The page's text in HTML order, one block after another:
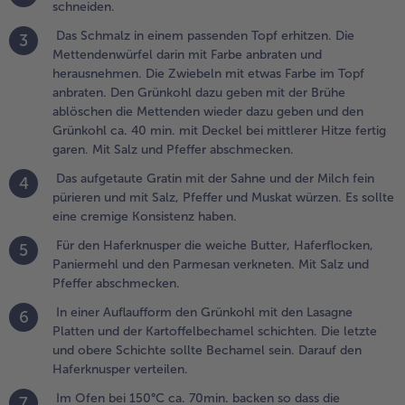
fein
mit
weiche
den
schneiden.
3
Das Schmalz in einem passenden Topf erhitzen. Die
Mettendenwürfel darin mit Farbe anbraten und
herausnehmen. Die Zwiebeln mit etwas Farbe im Topf
anbraten. Den Grünkohl dazu geben mit der Brühe
ablöschen die Mettenden wieder dazu geben und den
Grünkohl ca. 40 min. mit Deckel bei mittlerer Hitze fertig
garen. Mit Salz und Pfeffer abschmecken.
4
Das aufgetaute Gratin mit der Sahne und der Milch fein
pürieren und mit Salz, Pfeffer und Muskat würzen. Es sollte
eine cremige Konsistenz haben.
5
Für den Haferknusper die weiche Butter, Haferflocken,
Paniermehl und den Parmesan verkneten. Mit Salz und
Pfeffer abschmecken.
6
In einer Auflaufform den Grünkohl mit den Lasagne
Platten und der Kartoffelbechamel schichten. Die letzte
und obere Schichte sollte Bechamel sein. Darauf den
Haferknusper verteilen.
Im Ofen bei 150°C ca. 70min. backen so dass die